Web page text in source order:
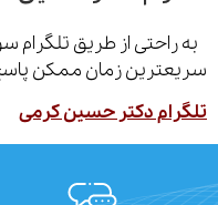
از طریق تلگرام سوالات
زمان ممکن پاسخ خود
دکتر حسین کرمی